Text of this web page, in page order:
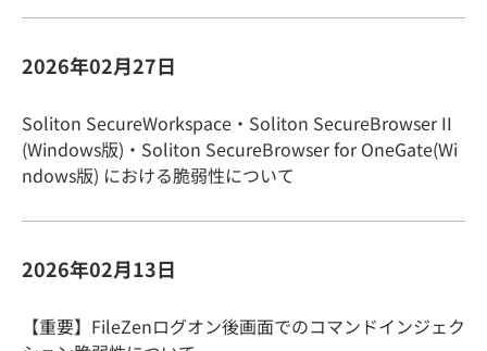
2026年02月27日
Soliton SecureWorkspace・Soliton SecureBrowser II
(Windows版)・Soliton SecureBrowser for OneGate(Wi
ndows版) における脆弱性について
2026年02月13日
【重要】FileZenログオン後画面でのコマンドインジェク